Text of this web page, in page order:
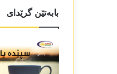
بابەتێن گرێدای